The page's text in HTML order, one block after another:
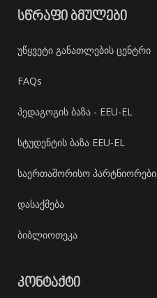
ᲡᲬᲠᲐᲤᲘ ᲑᲛᲣᲚᲔᲑᲘ
უწყვეტი განათლების ცენტრი
FAQs
პედაგოგის ბაზა - EEU-EL
სტუდენტის ბაზა EEU-EL
საერთაშორისო პარტნიორები
დასაქმება
ბიბლიოთეკა
ᲙᲝᲜᲢᲐᲥᲢᲘ